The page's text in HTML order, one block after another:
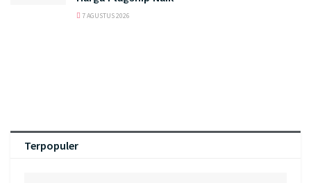
7 AGUSTUS 2026
Terpopuler